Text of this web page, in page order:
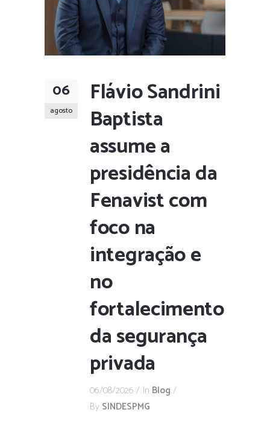
06
agosto
Flávio Sandrini
Baptista
assume a
presidência da
Fenavist com
foco na
integração e
no
fortalecimento
da segurança
privada
06/08/2026 In Blog
By SINDESPMG